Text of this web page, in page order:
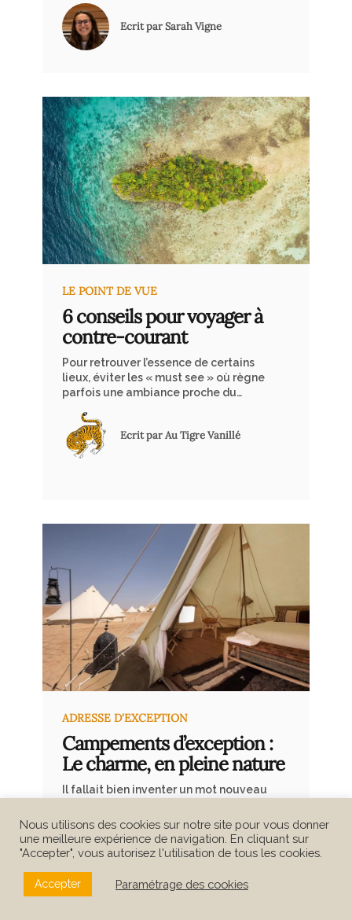
palmiers et d’eaux cristallines.
Pourtant, cette destination prisée
recèle des facettes méconnues, des
clichés, l’Île Maurice offre un voyage
dans le temps, dans la culture et dans
la nature, une invitation à explorer
son âme véritable.
Ecrit par Sarah Vigne
LE POINT DE VUE
6 conseils pour voyager à
contre-courant
Pour retrouver l’essence de certains
lieux, éviter les « must see » où règne
parfois une ambiance proche du
faire des choix judicieux.
Ecrit par Au Tigre Vanillé
ADRESSE D'EXCEPTION
Campements d’exception :
Le charme, en pleine nature
Il fallait bien inventer un mot nouveau
il est loin du camping, des tentes
humides et des espaces exigus. Le
glamping, donc. Il reprend le meilleur
l’immersion en pleine nature et de
l’hôtellerie de charme, le confort et le
Nous utilisons des cookies sur notre site pour vous donner
une meilleure expérience de navigation. En cliquant sur
"Accepter", vous autorisez l'utilisation de tous les cookies.
Accepter Paramétrage des cookies